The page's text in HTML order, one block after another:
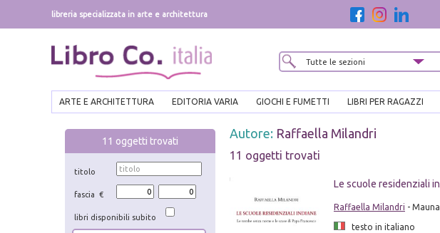
libreria specializzata in arte e architettura
ARTE E ARCHITETTURA EDITORIA VARIA GIOCHI E FUMETTI LIBRI PER RAGAZZI
11 oggetti trovati
titolo
fascia €
libri disponibili subito
Autore: Raffaella Milandri
11 oggetti trovati
Le scuole residenziali
Raffaella Milandri -
testo in italiano